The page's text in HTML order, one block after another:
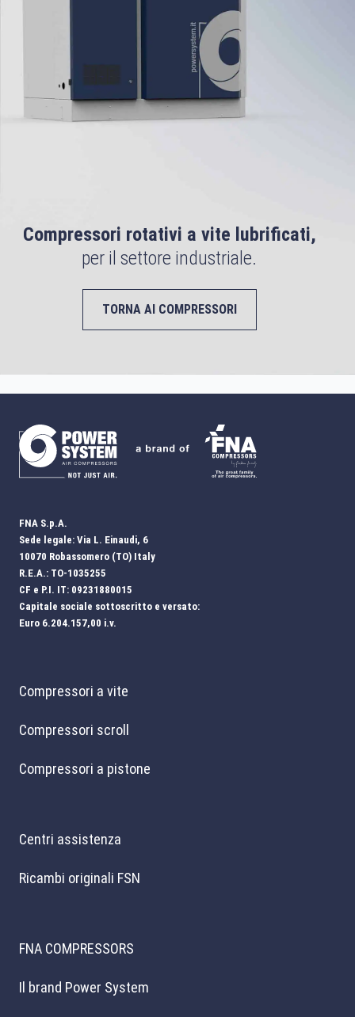
Compressori rotativi a vite lubrificati,
per il settore industriale.
TORNA AI COMPRESSORI
FNA S.p.A.
Sede legale: Via L. Einaudi, 6
10070 Robassomero (TO) Italy
R.E.A.: TO-1035255
CF e P.I. IT: 09231880015
Capitale sociale sottoscritto e versato:
Euro 6.204.157,00 i.v.
Compressori a vite
Compressori scroll
Compressori a pistone
Centri assistenza
Ricambi originali FSN
FNA COMPRESSORS
Il brand Power System